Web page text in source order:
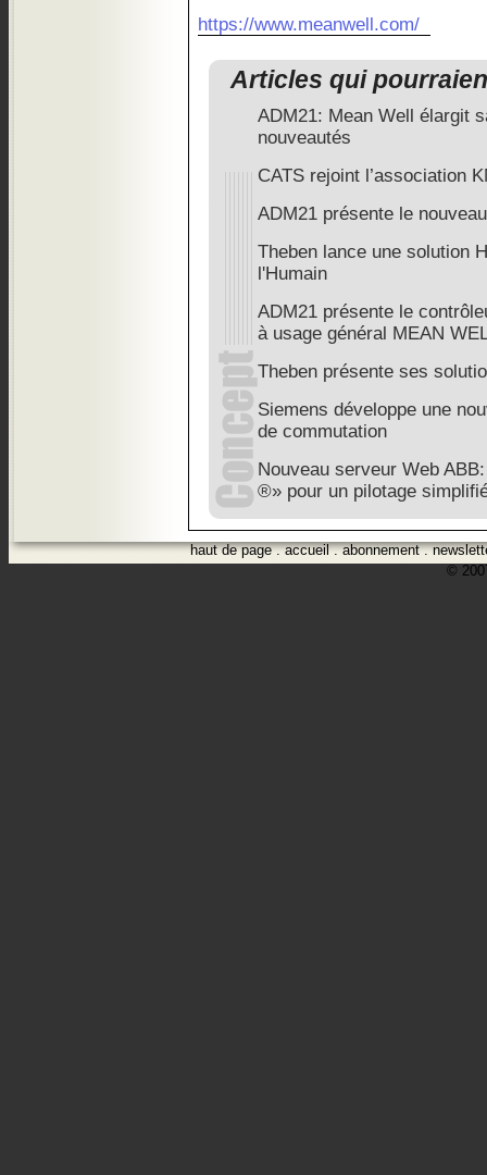
https://www.meanwell.com/
Articles qui
ADM21: Mean Well élargit
nouveautés
CATS rejoint l’association
ADM21 présente le
Theben lance une solution
l'Humain
ADM21 présente le
à usage général MEAN
Theben présente ses
Siemens développe une
de commutation
Nouveau serveur Web
®» pour un pilotage
haut de page.accueil.abonnement.
©